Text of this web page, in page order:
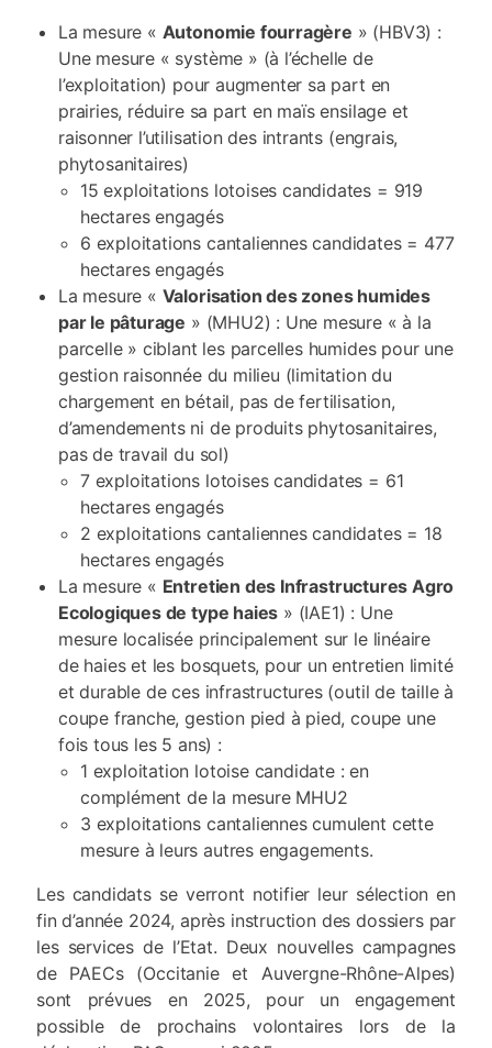
La mesure « Autonomie fourragère » (HBV3) :
Une mesure « système » (à l’échelle de
l’exploitation) pour augmenter sa part en
prairies, réduire sa part en maïs ensilage et
raisonner l’utilisation des intrants (engrais,
phytosanitaires)
15 exploitations lotoises candidates = 919
hectares engagés
6 exploitations cantaliennes candidates = 477
hectares engagés
La mesure « Valorisation des zones humides
par le pâturage » (MHU2) : Une mesure « à la
parcelle » ciblant les parcelles humides pour une
gestion raisonnée du milieu (limitation du
chargement en bétail, pas de fertilisation,
d’amendements ni de produits phytosanitaires,
pas de travail du sol)
7 exploitations lotoises candidates = 61
hectares engagés
2 exploitations cantaliennes candidates = 18
hectares engagés
La mesure « Entretien des Infrastructures Agro
Ecologiques de type haies » (IAE1) : Une
mesure localisée principalement sur le linéaire
de haies et les bosquets, pour un entretien limité
et durable de ces infrastructures (outil de taille à
coupe franche, gestion pied à pied, coupe une
fois tous les 5 ans) :
1 exploitation lotoise candidate : en
complément de la mesure MHU2
3 exploitations cantaliennes cumulent cette
mesure à leurs autres engagements.
Les candidats se verront notifier leur sélection en
fin d’année 2024, après instruction des dossiers par
les services de l’Etat. Deux nouvelles campagnes
de PAECs (Occitanie et Auvergne-Rhône-Alpes)
sont prévues en 2025, pour un engagement
possible de prochains volontaires lors de la